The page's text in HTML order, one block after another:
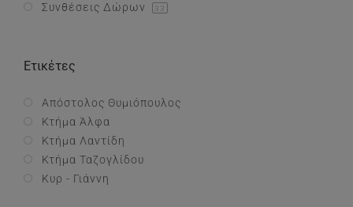
Συνθέσεις Δώρων 33
Ετικέτες
Απόστολος Θυμιόπουλος
Κτήμα Άλφα
Κτήμα Λαντίδη
Κτήμα Ταζογλίδου
Κυρ - Γιάννη